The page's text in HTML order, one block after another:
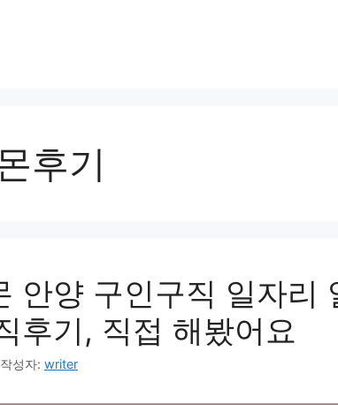
후기
안양 구인구직 일자리
후기, 직접 해봤어요
작성자: writer